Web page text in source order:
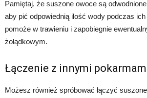
Pamiętaj, że suszone owoce są
aby pić odpowiednią ilość wody podczas
pomoże w trawieniu i zapobiegnie
żołądkowym.
Łączenie z innymi
Możesz również spróbować łączyć